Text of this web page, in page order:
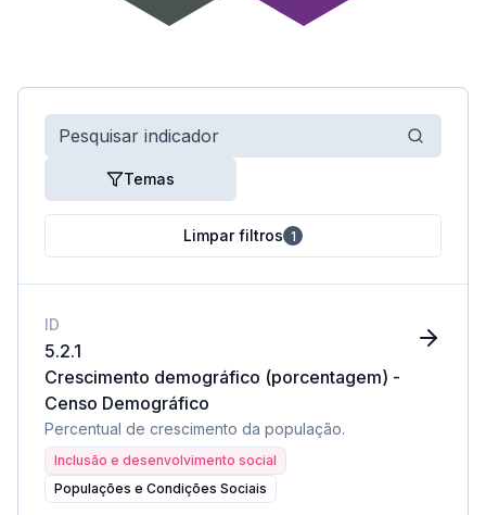
Temas
Limpar filtros 1
ID
5.2.1
Crescimento demográfico (porcentagem) -
Censo Demográfico
Percentual de crescimento da população.
Inclusão e desenvolvimento social
Populações e Condições Sociais